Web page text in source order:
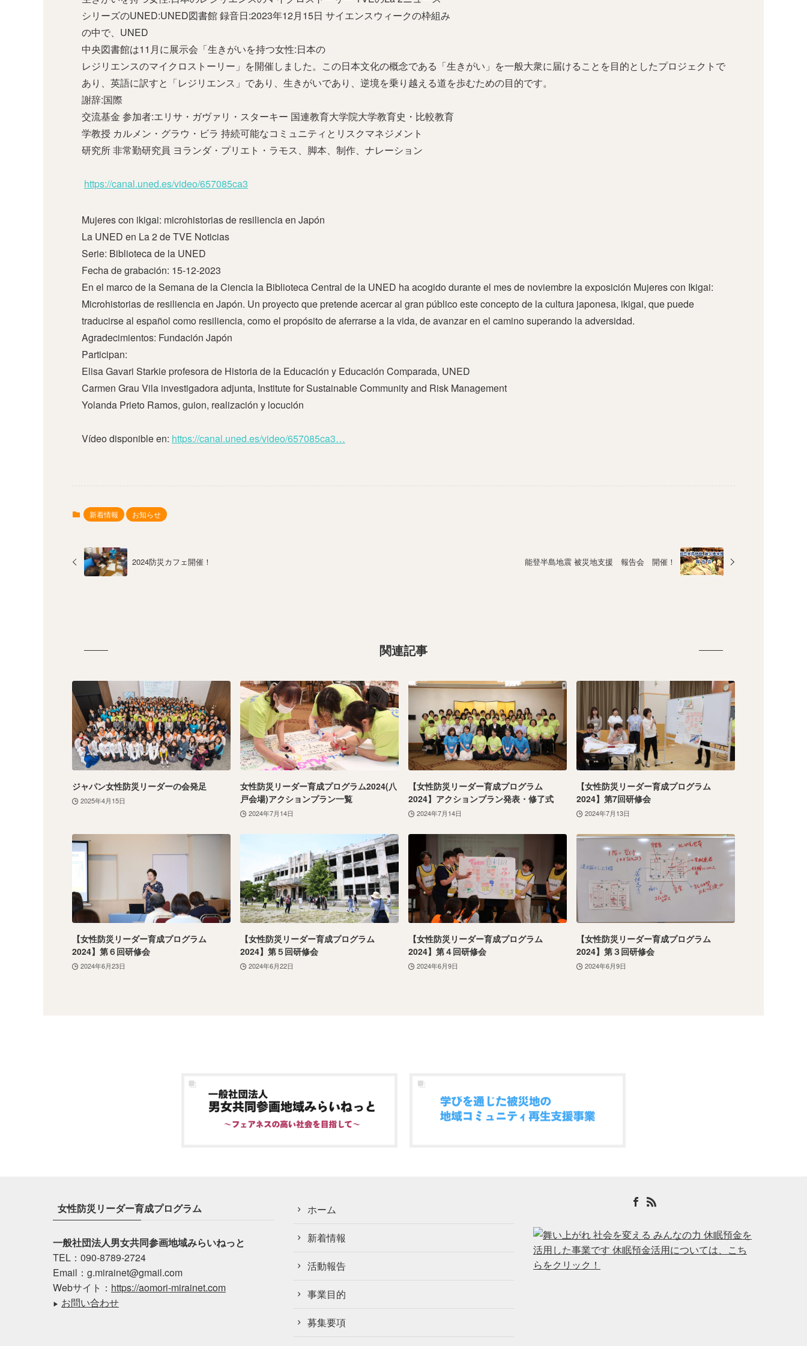
シリーズのUNED:UNED図書館 録音日:2023年12月15日 サイエンスウィークの枠組み
の中で、UNED
中央図書館は11月に展示会「生きがいを持つ女性:日本の
レジリエンスのマイクロストーリー」を開催しました。この日本文化の概念である「生きがい」を一般大衆に届けることを目的としたプロジェクトで
あり、英語に訳すと「レジリエンス」であり、生きがいであり、逆境を乗り越える道を歩むための目的です。
謝辞:国際
交流基金 参加者:エリサ・ガヴァリ・スターキー 国連教育大学院大学教育史・比較教育
学教授 カルメン・グラウ・ビラ 持続可能なコミュニティとリスクマネジメント
研究所 非常勤研究員 ヨランダ・プリエト・ラモス、脚本、制作、ナレーション
https://canal.uned.es/video/657085ca3
Mujeres con ikigai: microhistorias de resiliencia en Japón
La UNED en La 2 de TVE Noticias
Serie: Biblioteca de la UNED
Fecha de grabación: 15-12-2023
En el marco de la Semana de la Ciencia la Biblioteca Central de la UNED ha acogido durante el mes de noviembre la exposición Mujeres con Ikigai:
Microhistorias de resiliencia en Japón. Un proyecto que pretende acercar al gran público este concepto de la cultura japonesa, ikigai, que puede
traducirse al español como resiliencia, como el propósito de aferrarse a la vida, de avanzar en el camino superando la adversidad.
Agradecimientos: Fundación Japón
Participan:
Elisa Gavari Starkie profesora de Historia de la Educación y Educación Comparada, UNED
Carmen Grau Vila investigadora adjunta, Institute for Sustainable Community and Risk Management
Yolanda Prieto Ramos, guion, realización y locución
Vídeo disponible en: https://canal.uned.es/video/657085ca3…​
新着情報 お知らせ
2024防災カフェ開催！ 能登半島地震 被災地支援 報告会 開催！
関連記事
ジャパン女性防災リーダーの会発足
2025年4月15日
女性防災リーダー育成プログラム2024(八
戸会場)アクションプラン一覧
2024年7月14日
【女性防災リーダー育成プログラム
2024】アクションプラン発表・修了式
2024年7月14日
【女性防災リーダー育成プログラム
2024】第7回研修会
2024年7月13日
【女性防災リーダー育成プログラム
2024】第６回研修会
2024年6月23日
【女性防災リーダー育成プログラム
2024】第５回研修会
2024年6月22日
【女性防災リーダー育成プログラム
2024】第４回研修会
2024年6月9日
【女性防災リーダー育成プログラム
2024】第３回研修会
2024年6月9日
女性防災リーダー育成プログラム
一般社団法人男女共同参画地域みらいねっと
TEL：090-8789-2724
Email：g.mirainet@gmail.com
Webサイト： https://aomori-mirainet.com
▶︎ お問い合わせ
ホーム
新着情報
活動報告
事業目的
募集要項